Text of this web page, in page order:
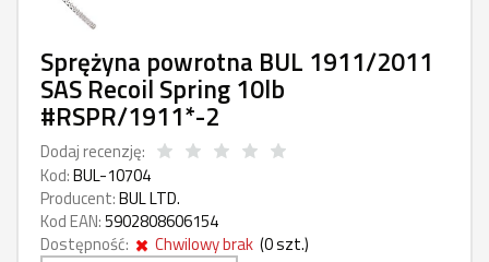
Sprężyna powrotna BUL 1911/2011
SAS Recoil Spring 10lb
#RSPR/1911*-2
Dodaj recenzję:
Kod:BUL-10704
Producent:BUL LTD.
Kod EAN:5902808606154
Dostępność:
Chwilowy brak (0szt.)